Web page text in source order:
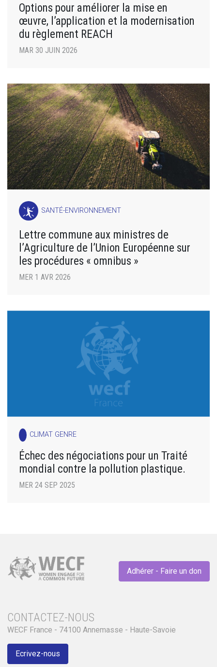
Options pour améliorer la mise en
œuvre, l’application et la modernisation
du règlement REACH
MAR 30 JUIN 2026
SANTÉ-ENVIRONNEMENT
Lettre commune aux ministres de
l’Agriculture de l’Union Européenne sur
les procédures « omnibus »
MER 1 AVR 2026
CLIMAT GENRE
Échec des négociations pour un Traité
mondial contre la pollution plastique.
MER 24 SEP 2025
Adhérer - Faire un don
CONTACTEZ-NOUS
WECF France - 74100 Annemasse - Haute-Savoie
Ecrivez-nous